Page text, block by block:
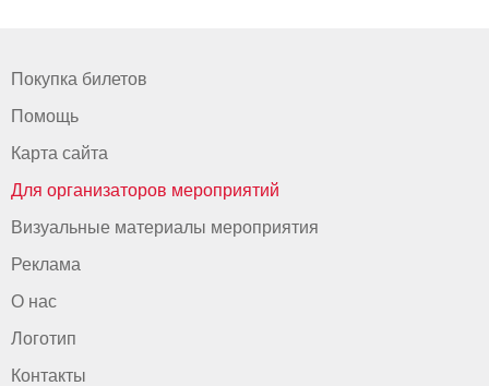
Покупка билетов
Помощь
Карта сайта
Для организаторов мероприятий
Визуальные материалы мероприятия
Реклама
О нас
Логотип
Контакты